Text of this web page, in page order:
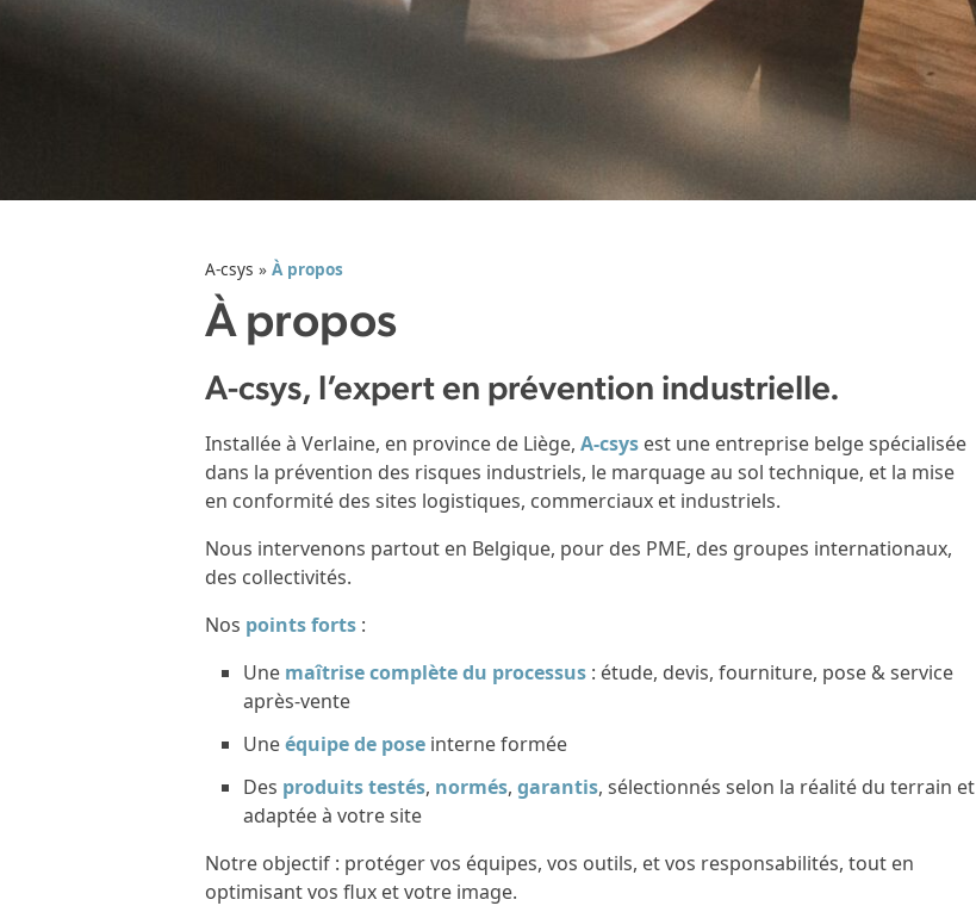
A-csys » À propos
À propos
A-csys, l’expert en prévention industrielle.
Installée à Verlaine, en province de Liège, A-csys est une entreprise belge spécialisée
dans la prévention des risques industriels, le marquage au sol technique, et la mise
en conformité des sites logistiques, commerciaux et industriels.
Nous intervenons partout en Belgique, pour des PME, des groupes internationaux,
des collectivités.
Nos points forts :
Une maîtrise complète du processus : étude, devis, fourniture, pose & service
après-vente
Uneéquipe de pose interne formée
Des produits testés, normés, garantis, sélectionnés selon la réalité du terrain et
adaptée à votre site
Notre objectif : protéger vos équipes, vos outils, et vos responsabilités, tout en
optimisant vos flux et votre image.